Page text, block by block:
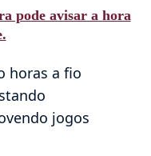
pode avisar a hora
horas a fio
jogos